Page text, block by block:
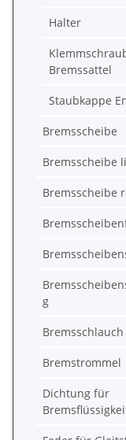
Halter
Bremssattel
Staubkappe
Bremsscheibe
Bremsscheibe
Bremsscheibe
g
Bremsschlauch
Bremstrommel
Dichtung für